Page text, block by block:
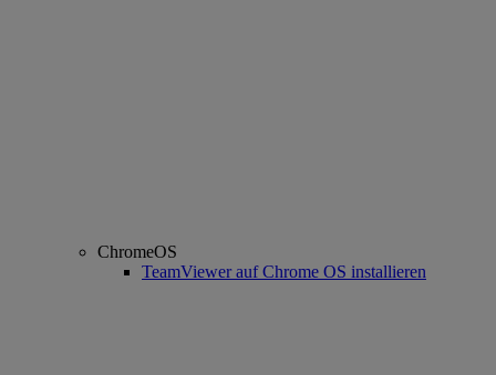
ChromeOS
TeamViewer auf Chrome OS installieren